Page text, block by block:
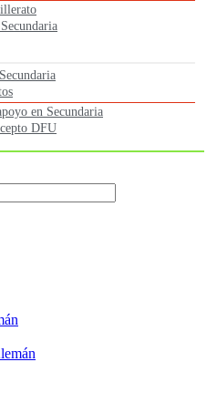
en Secundaria
DFU